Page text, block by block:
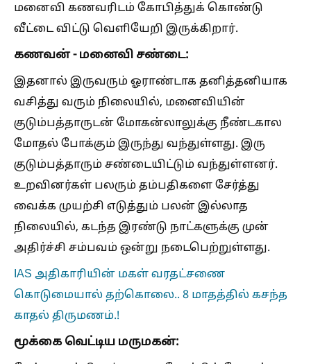
மனைவி கணவரிடம் கோபித்துக் கொண்டு
வீட்டை விட்டு வெளியேறி இருக்கிறார்.
கணவன் - மனைவி சண்டை:
இதனால் இருவரும் ஓராண்டாக தனித்தனியாக
வசித்து வரும் நிலையில், மனைவியின்
குடும்பத்தாருடன் மோகன்லாலுக்கு நீண்டகால
மோதல் போக்கும் இருந்து வந்துள்ளது. இரு
குடும்பத்தாரும் சண்டையிட்டும் வந்துள்ளனர்.
உறவினர்கள் பலரும் தம்பதிகளை சேர்த்து
வைக்க முயற்சி எடுத்தும் பலன் இல்லாத
நிலையில், கடந்த இரண்டு நாட்களுக்கு முன்
அதிர்ச்சி சம்பவம் ஒன்று நடைபெற்றுள்ளது.
IAS அதிகாரியின் மகள் வரதட்சணை
கொடுமையால் தற்கொலை.. 8 மாதத்தில் கசந்த
காதல் திருமணம்.!
மூக்கை வெட்டிய மருமகன்: